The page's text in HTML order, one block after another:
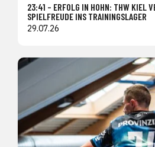
23:41 – ERFOLG IN HOHN: THW KIEL
SPIELFREUDE INS TRAININGSLAGER
29.07.26